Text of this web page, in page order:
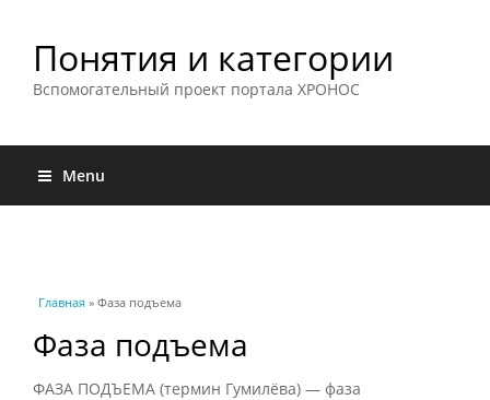
Понятия и категории
Вспомогательный проект портала ХРОНОС
Menu
Вы здесь
Главная » Фаза подъема
Фаза подъема
ФАЗА ПОДЪЕМА (термин Гумилёва) — фаза